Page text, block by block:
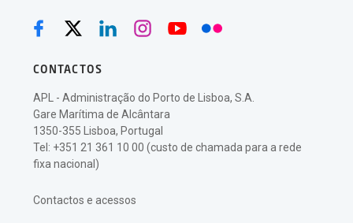
CONTACTOS
APL - Administração do Porto de Lisboa, S.A.
Gare Marítima de Alcântara
1350-355 Lisboa, Portugal
Tel: +351 21 361 10 00 (custo de chamada para a rede
fixa nacional)
Contactos e acessos